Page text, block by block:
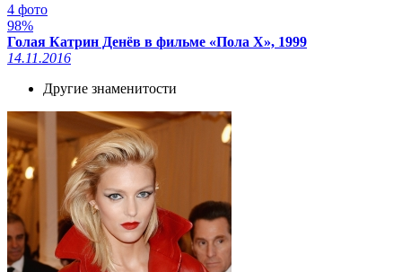
4 фото
98%
Голая Катрин Денёв в фильме «Пола Х», 1999
14.11.2016
Другие знаменитости